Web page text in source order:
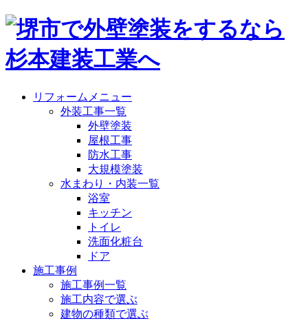
リフォームメニュー
外装工事一覧
外壁塗装
屋根工事
防水工事
大規模塗装
水まわり・内装一覧
浴室
キッチン
トイレ
洗面化粧台
ドア
施工事例
施工事例一覧
施工内容で選ぶ
建物の種類で選ぶ